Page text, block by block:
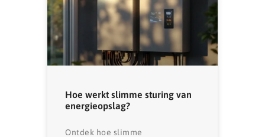
Hoe werkt slimme sturing van
energieopslag?
Ontdek hoe slimme